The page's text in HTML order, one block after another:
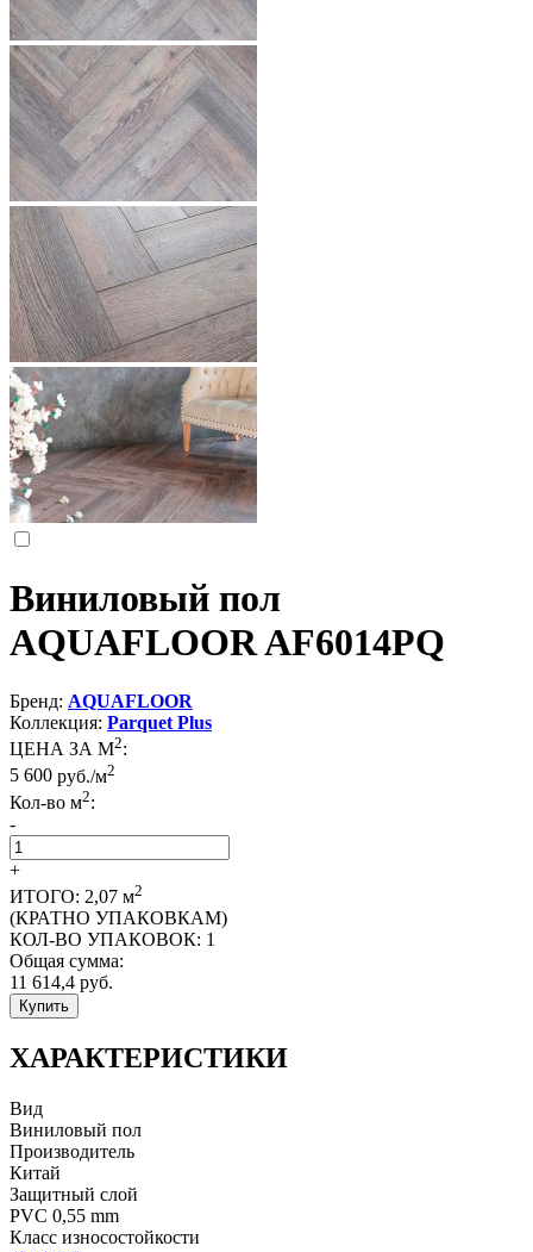
Виниловый пол
AQUAFLOOR AF6014PQ
Бренд: AQUAFLOOR
Коллекция: Parquet Plus
ЦЕНА ЗА М2:
5 600 руб./м2
Кол-во м2:
-
+
ИТОГО: 2,07 м2
(КРАТНО УПАКОВКАМ)
КОЛ-ВО УПАКОВОК: 1
Общая сумма:
11 614,4 руб.
Купить
ХАРАКТЕРИСТИКИ
Вид
Виниловый пол
Производитель
Китай
Защитный слой
PVC 0,55 mm
Класс износостойкости